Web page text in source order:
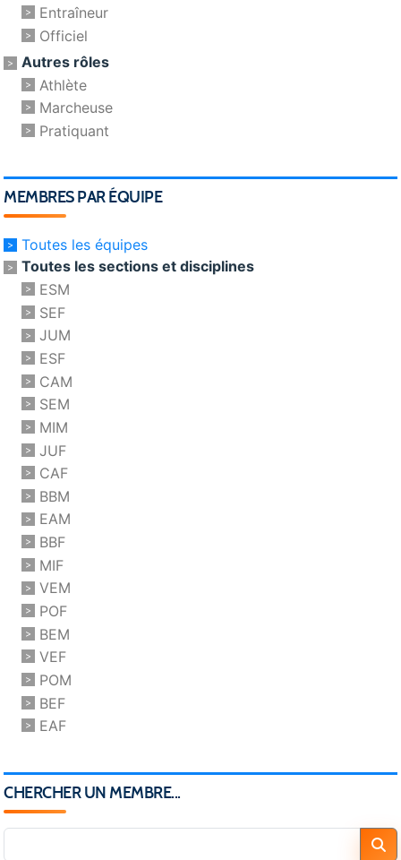
Entraîneur
Officiel
Autres rôles
Athlète
Marcheuse
Pratiquant
MEMBRES PAR ÉQUIPE
Toutes les équipes
Toutes les sections et disciplines
ESM
SEF
JUM
ESF
CAM
SEM
MIM
JUF
CAF
BBM
EAM
BBF
MIF
VEM
POF
BEM
VEF
POM
BEF
EAF
CHERCHER UN MEMBRE...